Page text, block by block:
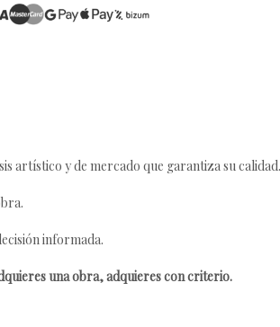
artístico y de mercado que garantiza su calidad.
informada.
una obra, adquieres con criterio.